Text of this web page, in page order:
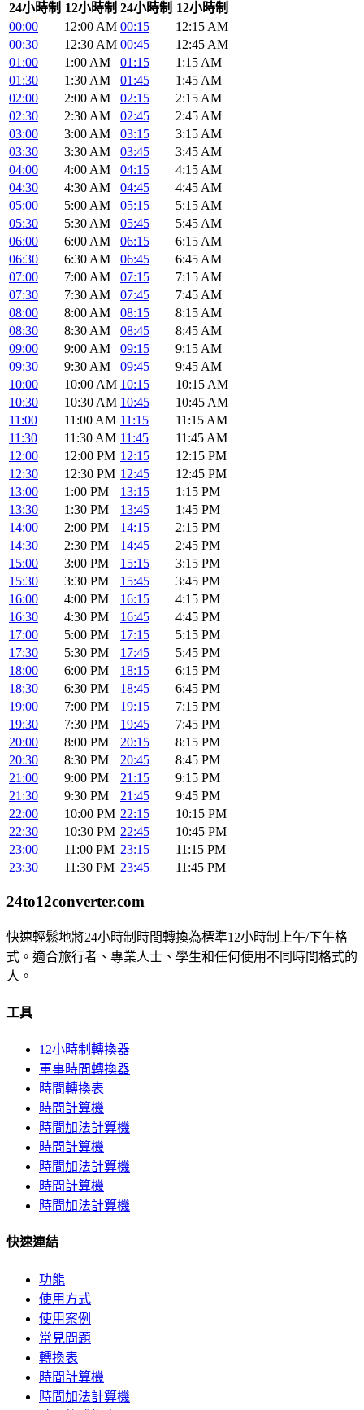
24小時制 12小時制 24小時制 12小時制
00:00
12:00 AM 00:15
12:15 AM
00:30
12:30 AM 00:45
12:45 AM
01:00
1:00 AM 01:15
1:15 AM
01:30
1:30 AM 01:45
1:45 AM
02:00
2:00 AM 02:15
2:15 AM
02:30
2:30 AM 02:45
2:45 AM
03:00
3:00 AM 03:15
3:15 AM
03:30
3:30 AM 03:45
3:45 AM
04:00
4:00 AM 04:15
4:15 AM
04:30
4:30 AM 04:45
4:45 AM
05:00
5:00 AM 05:15
5:15 AM
05:30
5:30 AM 05:45
5:45 AM
06:00
6:00 AM 06:15
6:15 AM
06:30
6:30 AM 06:45
6:45 AM
07:00
7:00 AM 07:15
7:15 AM
07:30
7:30 AM 07:45
7:45 AM
08:00
8:00 AM 08:15
8:15 AM
08:30
8:30 AM 08:45
8:45 AM
09:00
9:00 AM 09:15
9:15 AM
09:30
9:30 AM 09:45
9:45 AM
10:00
10:00 AM 10:15
10:15 AM
10:30
10:30 AM 10:45
10:45 AM
11:00
11:00 AM 11:15
11:15 AM
11:30
11:30 AM 11:45
11:45 AM
12:00
12:00 PM 12:15
12:15 PM
12:30
12:30 PM 12:45
12:45 PM
13:00
1:00 PM 13:15
1:15 PM
13:30
1:30 PM 13:45
1:45 PM
14:00
2:00 PM 14:15
2:15 PM
14:30
2:30 PM 14:45
2:45 PM
15:00
3:00 PM 15:15
3:15 PM
15:30
3:30 PM 15:45
3:45 PM
16:00
4:00 PM 16:15
4:15 PM
16:30
4:30 PM 16:45
4:45 PM
17:00
5:00 PM 17:15
5:15 PM
17:30
5:30 PM 17:45
5:45 PM
18:00
6:00 PM 18:15
6:15 PM
18:30
6:30 PM 18:45
6:45 PM
19:00
7:00 PM 19:15
7:15 PM
19:30
7:30 PM 19:45
7:45 PM
20:00
8:00 PM 20:15
8:15 PM
20:30
8:30 PM 20:45
8:45 PM
21:00
9:00 PM 21:15
9:15 PM
21:30
9:30 PM 21:45
9:45 PM
22:00
10:00 PM 22:15
10:15 PM
22:30
10:30 PM 22:45
10:45 PM
23:00
11:00 PM 23:15
11:15 PM
23:30
11:30 PM 23:45 11:45 PM
24to12converter.com
快速輕鬆地將24小時制時間轉換為標準12小時制上午/下午格
式。適合旅行者、專業人士、學生和任何使用不同時間格式的
人。
工具
12小時制轉換器
軍事時間轉換器
時間轉換表
時間計算機
時間加法計算機
時間計算機
時間加法計算機
時間計算機
時間加法計算機
快速連結
功能
使用方式
使用案例
常見問題
轉換表
時間計算機
時間加法計算機